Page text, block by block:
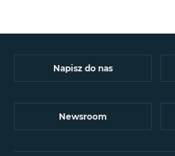
Napisz do nas
Newsroom